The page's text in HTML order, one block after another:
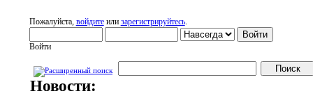
Пожалуйста, войдитеили зарегистрируйтесь.
Войти
Новости: